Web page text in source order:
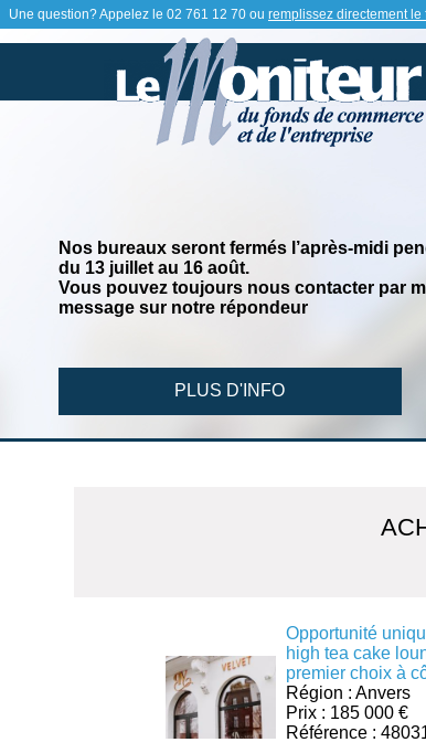
Une question? Appelez le 02 761 12 70 ou remplissez directement le
Nos bureaux seront fermés l’après-midi
du 13 juillet au 16 août.
Vous pouvez toujours nous contacter par
message sur notre répondeur
PLUS D'INFO
Opportunité
high tea cake
premier choix à
Région : Anvers
Prix : 185 000 €
Référence :